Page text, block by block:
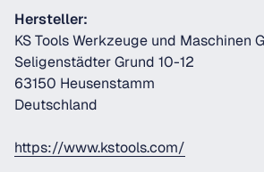
Hersteller:
KS Tools Werkzeuge und Maschinen
Seligenstädter Grund 10-12
63150 Heusenstamm
Deutschland
https://www.kstools.com/